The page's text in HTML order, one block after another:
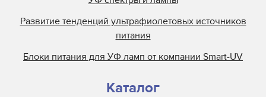
Развитие тенденций ультрафиолетовых источников
питания
Блоки питания для УФ ламп от компании Smart-UV
Каталог